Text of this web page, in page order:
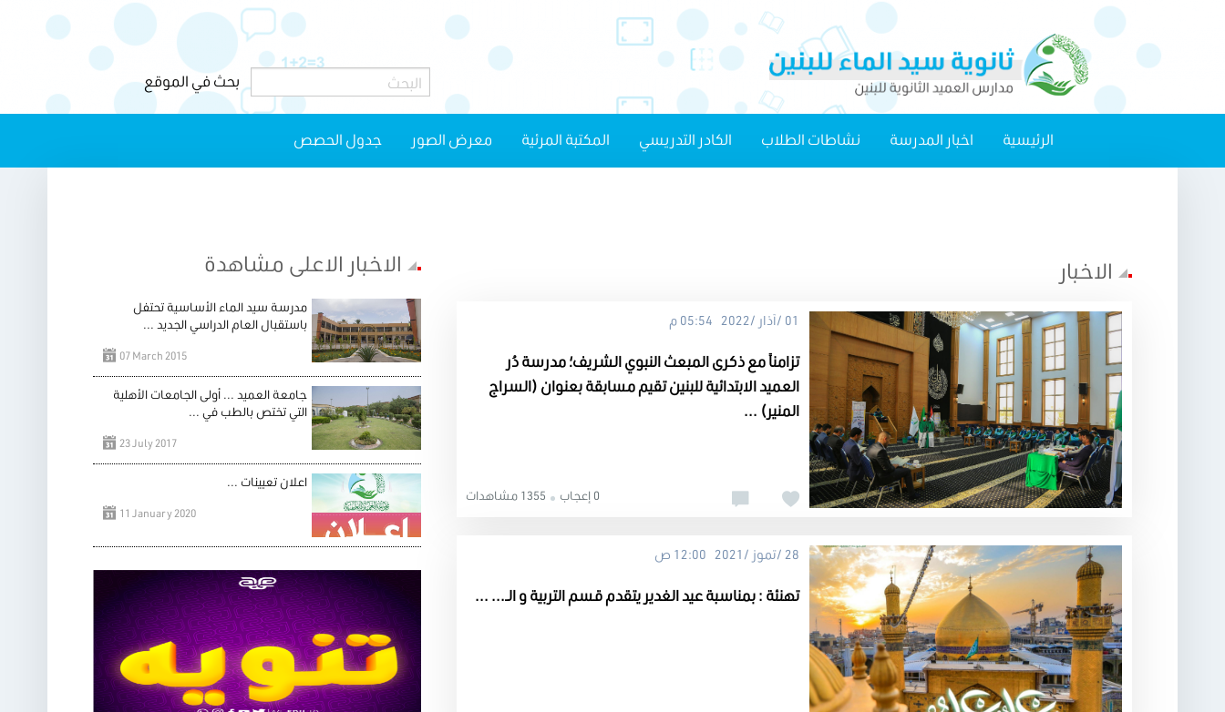
الرئيسية اخبار المدرسة نشاطات الطلاب الكادر التدريسي المكتبة المرئية معرض الصور جدول الحصص
الاخبار
01 /آذار /2022 05:54 م
تزامناً مع ذكرى المبعث النبوي الشريف؛ مدرسة دُر
العميد الابتدائية للبنين تقيم مسابقة بعنوان (السراج
المنير) ...
1355 مشاهدات 0 إعجاب
28 /تموز /2021 12:00 ص
تهنئة : بمناسبة عيد الغدير يتقدم قسم التربية و الـ... ...
الاخبار الاعلى مشاهدة
مدرسة سيد الماء الأساسية تحتفل
باستقبال العام الدراسي الجديد ...
07 March 2015
جامعة العميد ... أولى الجامعات الأهلية
التي تختص بالطب في ...
23 July 2017
اعلان تعيينات ...
11 January 2020